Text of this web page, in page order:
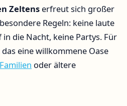
Zeltens erfreut sich großer
Regeln: keine laute
die Nacht, keine Partys. Für
eine willkommene Oase
Familien oder ältere